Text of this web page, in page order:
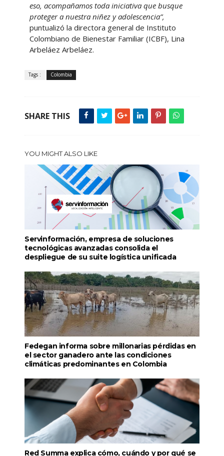
eso, acompañamos toda iniciativa que busque
proteger a nuestra niñez y adolescencia”,
puntualizó la directora general de Instituto
Colombiano de Bienestar Familiar (ICBF), Lina
Arbeláez Arbeláez.
Tags : Colombia
SHARE THIS
YOU MIGHT ALSO LIKE
Servinformación, empresa de soluciones
tecnológicas avanzadas consolida el
despliegue de su suite logística unificada
Fedegan informa sobre millonarias pérdidas en
el sector ganadero ante las condiciones
climáticas predominantes en Colombia
Red Summa explica cómo, cuándo y por qué se